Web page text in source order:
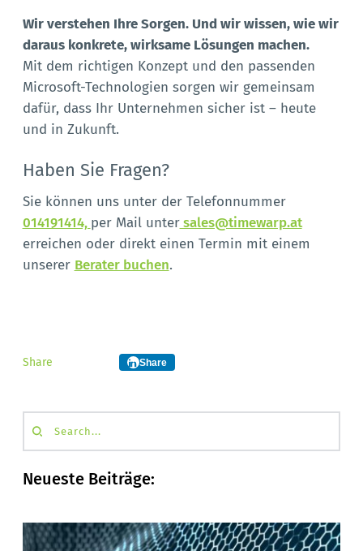
Wir verstehen Ihre Sorgen. Und wir wissen, wie wir
daraus konkrete, wirksame Lösungen machen.
Mit dem richtigen Konzept und den passenden
Microsoft-Technologien sorgen wir gemeinsam
dafür, dass Ihr Unternehmen sicher ist – heute
und in Zukunft.
Haben Sie Fragen?
Sie können uns unter der Telefonnummer
014191414, per Mail untersales@timewarp.at
erreichen oder direkt einen Termin mit einem
unserer Berater buchen.
Share Share
Search...
Neueste Beiträge: